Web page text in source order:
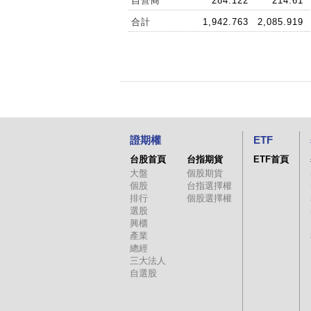
合計 1,942.763 2,085.919
證期權
台股首頁
大盤
個股
排行
選股
興櫃
產業
總經
三大法人
自選股
台指期貨
個股期貨
台指選擇權
個股選擇權
ETF
ETF首頁